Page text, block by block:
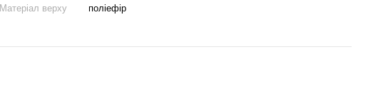
Матеріал верху
поліефір